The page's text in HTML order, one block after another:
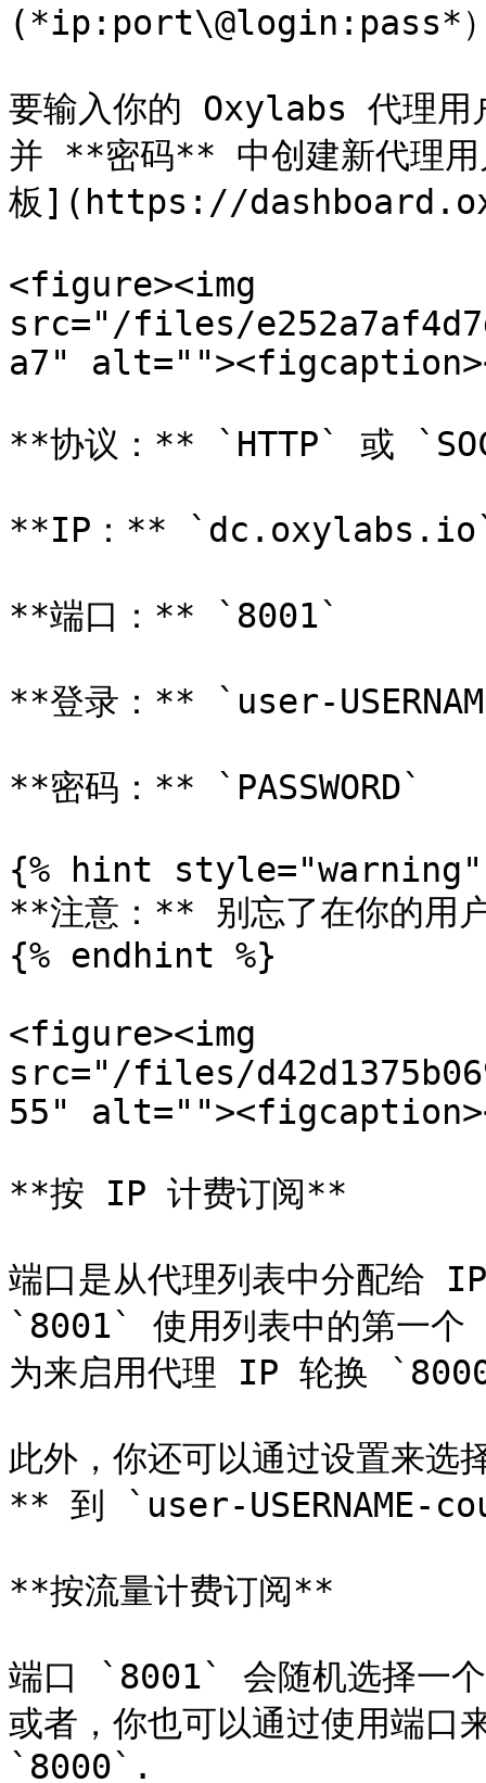
(*ip:port\@login:pass*）
要输入你的 Oxylabs 代理
并 **密码** 中创建新代理
板](https://
<figure><img
src="/files/
a7"
**协议：** `HTTP` 或
**IP：**
**端口：** `8001`
**登录：** `user-
**密码：** `PASSWORD`
{% hint style="warning"
**注意：** 别忘了在你的
{% endhint %}
<figure><img
src="/files/
55"
**按 IP 计费订阅**
端口是从代理列表中分配给
`8001` 使用列表中的第一个
为来启用代理 IP 轮换
此外，你还可以通过设置来
** 到 `user-USERNAME-
**按流量计费订阅**
端口 `8001` 会随机选择一
或者，你也可以通过使用端
`8000`.